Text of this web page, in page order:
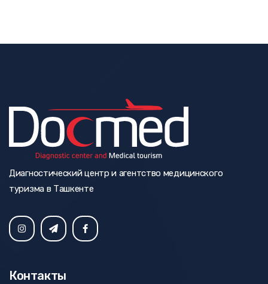
Диагностический центр и агентство медицинского
туризма в Ташкенте
Контакты